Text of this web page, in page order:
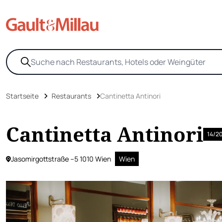
Startseite Restaurants Cantinetta Antinori
Cantinetta Antinori 14/
Jasomirgottstraße –5 1010 Wien Wien